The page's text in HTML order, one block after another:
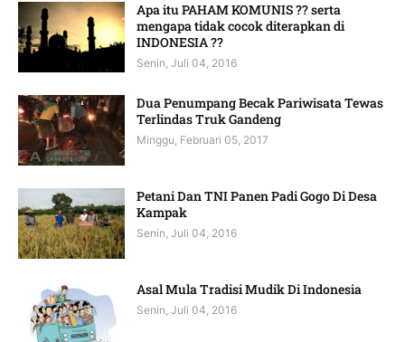
Apa itu PAHAM KOMUNIS ?? serta
mengapa tidak cocok diterapkan di
INDONESIA ??
Senin, Juli 04, 2016
Dua Penumpang Becak Pariwisata Tewas
Terlindas Truk Gandeng
Minggu, Februari 05, 2017
Petani Dan TNI Panen Padi Gogo Di Desa
Kampak
Senin, Juli 04, 2016
Asal Mula Tradisi Mudik Di Indonesia
Senin, Juli 04, 2016